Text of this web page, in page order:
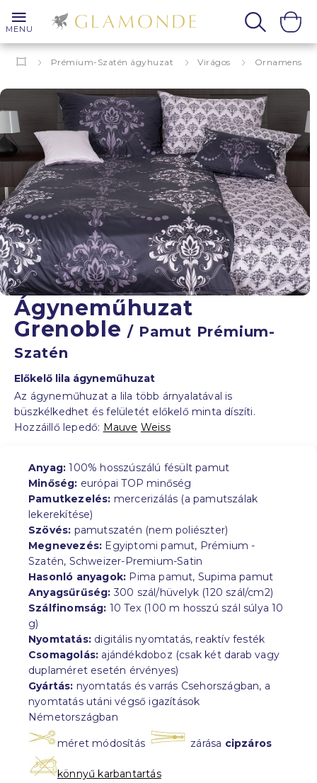
MENU
Prémium-Szatén ágyhuzat Virágos Ornamens
Grenoble
Ágyneműhuzat
Grenoble/ Pamut Prémium-
Szatén
Előkelő lila ágyneműhuzat
Az ágyneműhuzat a lila több árnyalatával is
büszkélkedhet és felületét előkelő minta díszíti.
Hozzáillő lepedő: Mauve Weiss
Anyag: 100% hosszúszálú fésült pamut
Minőség: európai TOP minőség
Pamutkezelés: mercerizálás (a pamutszálak
lekerekítése)
Szövés: pamutszatén (nem poliészter)
Megnevezés: Egyiptomi pamut, Prémium -
Szatén, Schweizer-Premium-Satin
Hasonló anyagok: Pima pamut, Supima pamut
Anyagsűrűség: 300 szál/hüvelyk (120 szál/cm2)
Szálfinomság: 10 Tex (100 m hosszú szál súlya 10
g)
Nyomtatás: digitális nyomtatás, reaktív festék
Csomagolás: ajándékdoboz (csak két darab vagy
duplaméret esetén érvényes)
Gyártás: nyomtatás és varrás Csehországban, a
nyomtatás utáni végső igazítások
Németországban
méret módosítás zárása cipzáros
könnyű karbantartás